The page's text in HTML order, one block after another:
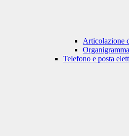
Articolazione
Organigramma
Telefono e posta